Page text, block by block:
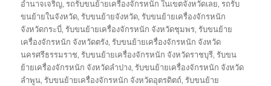
อำนาจเจริญ,รถรับขนย้ายเครื่องจักรหนัก ในเขตจังหวัดเลย,รถรับ
ขนย้ายในจังหวัด,รับขนย้ายจังหวัด,รับขนย้ายเครื่องจักรหนัก
จังหวัดกระบี่,รับขนย้ายเครื่องจักรหนัก จังหวัดชุมพร,รับขนย้าย
เครื่องจักรหนัก จังหวัดตรัง,รับขนย้ายเครื่องจักรหนัก จังหวัด
นครศรีธรรมราช,รับขนย้ายเครื่องจักรหนัก จังหวัดราชบุรี,รับขน
ย้ายเครื่องจักรหนัก จังหวัดลำปาง,รับขนย้ายเครื่องจักรหนัก จังหวัด
ลำพูน,รับขนย้ายเครื่องจักรหนัก จังหวัดอุตรดิตถ์,รับขนย้าย